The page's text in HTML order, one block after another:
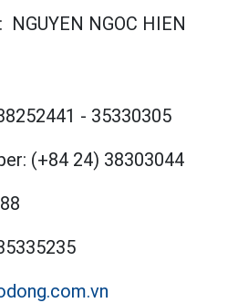
NGUYEN NGOC HIEN
- 35330305
(+84 24) 38303044